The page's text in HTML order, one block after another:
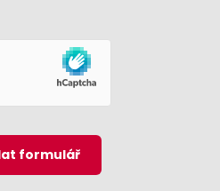
formulář